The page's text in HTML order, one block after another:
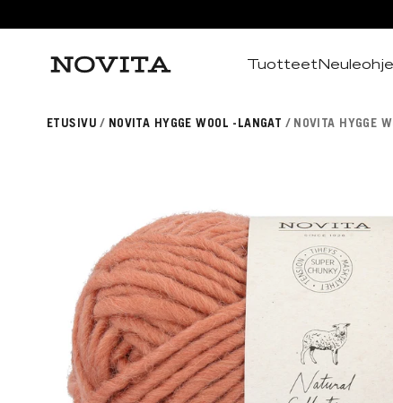
Tuotteet
ETUSIVU NOVITA HYGGE WOOL -LANGAT NOVITA HYGGE